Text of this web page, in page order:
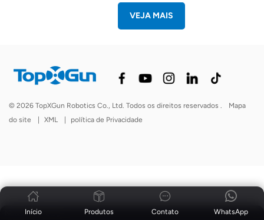
VEJA MAIS
Notícias |
© 2026 TopXGun Robotics Co., Ltd. Todos os direitos reservados .
Mapa
do site
| XML | política de Privacidade
Início Produtos WhatsApp
Contato